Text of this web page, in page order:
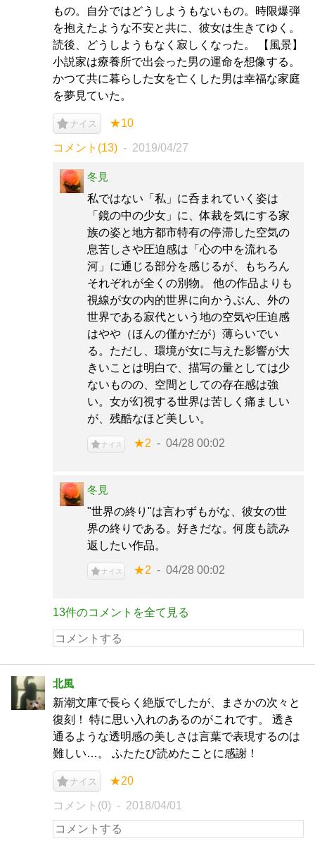
もの。自分ではどうしようもないもの。時限爆弾
を抱えたような不安と共に、彼女は生きてゆく。
読後、どうしようもなく寂しくなった。 【風景】
小説家は療養所で出会った男の運命を想像する。
かつて共に暮らした女を亡くした男は幸福な家庭
を夢見ていた。
ナイス ★10
コメント(13) 2019/04/27
冬見
私ではない「私」に呑まれていく姿は
「鏡の中の少女」に、体裁を気にする家
族の姿と地方都市特有の停滞した空気の
息苦しさや圧迫感は「心の中を流れる
河」に通じる部分を感じるが、もちろん
それぞれが全くの別物。 他の作品よりも
視線が女の内的世界に向かうぶん、外の
世界である寂代という地の空気や圧迫感
はやや（ほんの僅かだが）薄らいでい
る。ただし、環境が女に与えた影響が大
きいことは明白で、描写の量としては少
ないものの、空間としての存在感は強
い。女が幻視する世界は苦しく痛ましい
が、残酷なほど美しい。
ナイス ★2 04/28 00:02
冬見
"世界の終り"は言わずもがな、彼女の世
界の終りである。好きだな。何度も読み
返したい作品。
ナイス ★2 04/28 00:02
13件のコメントを全て見る
北風
新潮文庫で長らく絶版でしたが、まさかの次々と
復刻！ 特に思い入れのあるのがこれです。 透き
通るような透明感の美しさは言葉で表現するのは
難しい…。 ふたたび読めたことに感謝！
ナイス ★20
コメント(0) 2018/04/01